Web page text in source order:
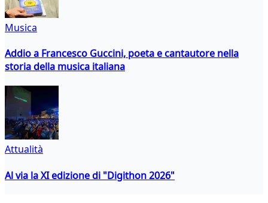
Musica
Addio a Francesco Guccini, poeta e cantautore nella
storia della musica italiana
Attualità
Al via la XI edizione di "Digithon 2026"